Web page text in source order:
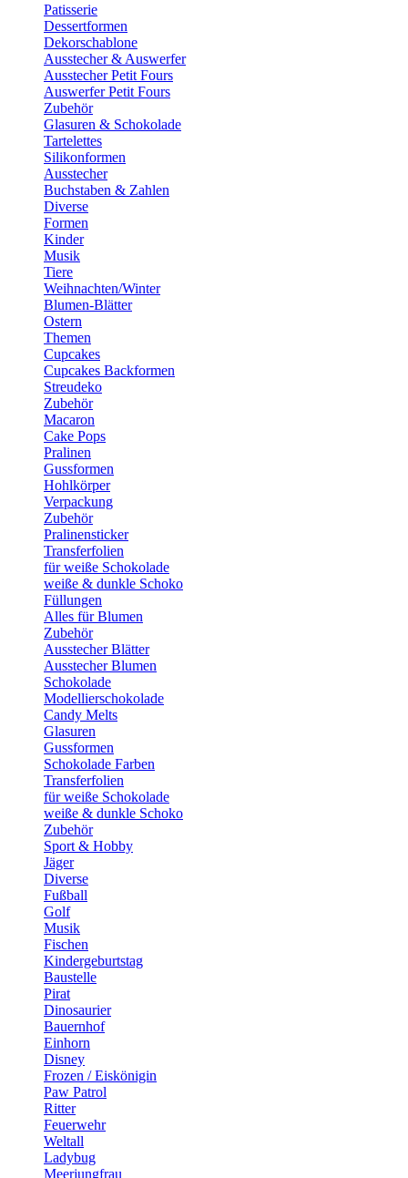
Patisserie
Dessertformen
Dekorschablone
Ausstecher & Auswerfer
Ausstecher Petit Fours
Auswerfer Petit Fours
Zubehör
Glasuren & Schokolade
Tartelettes
Silikonformen
Ausstecher
Buchstaben & Zahlen
Diverse
Formen
Kinder
Musik
Tiere
Weihnachten/Winter
Blumen-Blätter
Ostern
Themen
Cupcakes
Cupcakes Backformen
Streudeko
Zubehör
Macaron
Cake Pops
Pralinen
Gussformen
Hohlkörper
Verpackung
Zubehör
Pralinensticker
Transferfolien
für weiße Schokolade
weiße & dunkle Schoko
Füllungen
Alles für Blumen
Zubehör
Ausstecher Blätter
Ausstecher Blumen
Schokolade
Modellierschokolade
Candy Melts
Glasuren
Gussformen
Schokolade Farben
Transferfolien
für weiße Schokolade
weiße & dunkle Schoko
Zubehör
Sport & Hobby
Jäger
Diverse
Fußball
Golf
Musik
Fischen
Kindergeburtstag
Baustelle
Pirat
Dinosaurier
Bauernhof
Einhorn
Disney
Frozen / Eiskönigin
Paw Patrol
Ritter
Feuerwehr
Weltall
Ladybug
Meerjungfrau